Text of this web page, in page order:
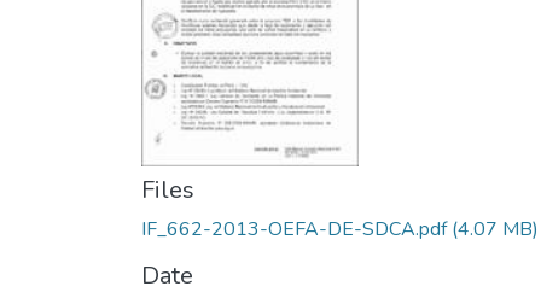
Files
IF_662-2013-OEFA-DE-SDCA.pdf(4.07 MB)
Date